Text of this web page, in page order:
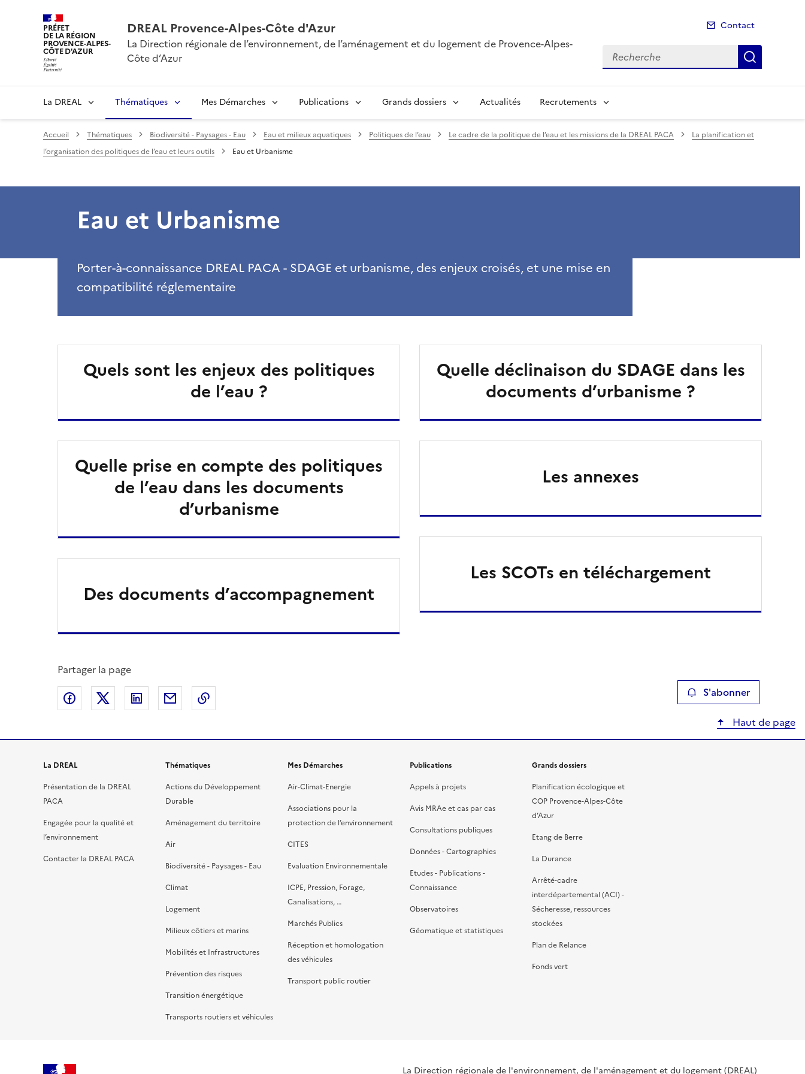
PRÉFET
DE LA RÉGION
PROVENCE-ALPES-
CÔTE D'AZUR
DREAL Provence-Alpes-Côte d'Azur
La Direction régionale de l’environnement, de l’aménagement et du logement de Provence-Alpes-
Côte d’Azur
Contact
Recherche
La DREAL Thématiques Mes Démarches Publications Grands dossiers Actualités Recrutements
Accueil Thématiques Biodiversité - Paysages - Eau Eau et milieux aquatiques Politiques de l’eau Le cadre de la politique de l’eau et les missions de la DREAL PACA
La planification et
l’organisation des politiques de l’eau et leurs outils
Eau et Urbanisme
Eau et Urbanisme
Porter-à-connaissance DREAL PACA - SDAGE et urbanisme, des enjeux croisés, et une mise en
compatibilité réglementaire
Quels sont les enjeux des politiques
de l’eau ?
Quelle prise en compte des politiques
de l’eau dans les documents
d’urbanisme
Des documents d’accompagnement
Quelle déclinaison du SDAGE dans les
documents d’urbanisme ?
Les annexes
Les SCOTs en téléchargement
Partager la page
Partager sur Facebook
Partager sur XPartager sur LinkedIn
Partager par email S'abonner
Haut de page
La DREAL
Présentation de la DREAL
PACA
Engagée pour la qualité et
l’environnement
Contacter la DREAL PACA
Thématiques
Actions du Développement
Durable
Aménagement du territoire
Air
Biodiversité - Paysages - Eau
Climat
Logement
Milieux côtiers et marins
Mobilités et Infrastructures
Prévention des risques
Transition énergétique
Transports routiers et véhicules
Mes Démarches
Air-Climat-Energie
Associations pour la
protection de l’environnement
CITES
Evaluation Environnementale
ICPE, Pression, Forage,
Canalisations, …
Marchés Publics
Réception et homologation
des véhicules
Transport public routier
Publications
Appels à projets
Avis MRAe et cas par cas
Consultations publiques
Données - Cartographies
Etudes - Publications -
Connaissance
Observatoires
Géomatique et statistiques
Grands dossiers
Planification écologique et
COP Provence-Alpes-Côte
d’Azur
Etang de Berre
La Durance
Arrêté-cadre
interdépartemental (ACI) -
Sécheresse, ressources
stockées
Plan de Relance
Fonds vert
La Direction régionale de l'environnement, de l'aménagement et du logement (DREAL)